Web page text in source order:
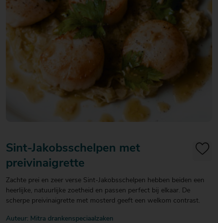
Over Mitra
Actiefolder
Voordelen Mitra Member
Klantenservice
€ 20
25
€ 20
25
Sint-Jakobsschelpen met
preivinaigrette
Zachte prei en zeer verse Sint-Jakobsschelpen hebben beiden een
heerlijke, natuurlijke zoetheid en passen perfect bij elkaar. De
scherpe preivinaigrette met mosterd geeft een welkom contrast.
Auteur: Mitra drankenspeciaalzaken